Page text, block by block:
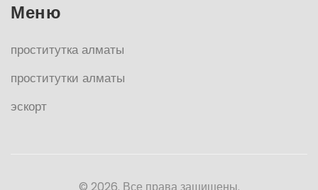
Меню
проститутка алматы
проститутки алматы
эскорт